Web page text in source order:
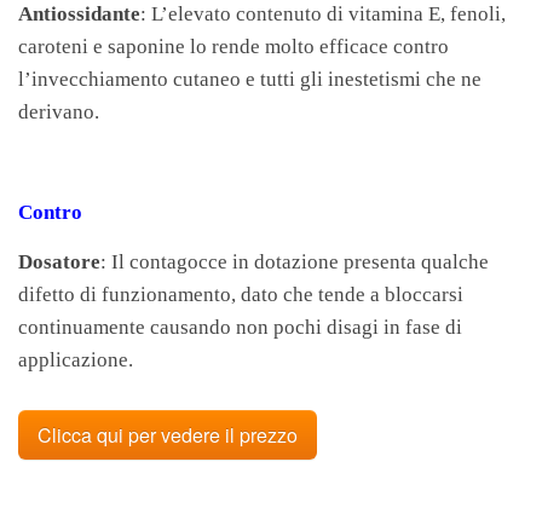
Antiossidante: L’elevato contenuto di vitamina E, fenoli,
caroteni e saponine lo rende molto efficace contro
l’invecchiamento cutaneo e tutti gli inestetismi che ne
derivano.
Contro
Dosatore: Il contagocce in dotazione presenta qualche
difetto di funzionamento, dato che tende a bloccarsi
continuamente causando non pochi disagi in fase di
applicazione.
Clicca qui per vedere il prezzo